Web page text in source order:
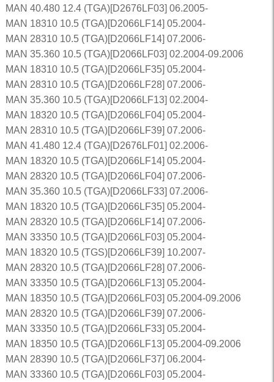
MAN 40.480 12.4 (TGA)[D2676LF03] 06.2005-
MAN 18310 10.5 (TGA)[D2066LF14] 05.2004-
MAN 28310 10.5 (TGA)[D2066LF14] 07.2006-
MAN 35.360 10.5 (TGA)[D2066LF03] 02.2004-09.2006
MAN 18310 10.5 (TGA)[D2066LF35] 05.2004-
MAN 28310 10.5 (TGA)[D2066LF28] 07.2006-
MAN 35.360 10.5 (TGA)[D2066LF13] 02.2004-
MAN 18320 10.5 (TGA)[D2066LF04] 05.2004-
MAN 28310 10.5 (TGA)[D2066LF39] 07.2006-
MAN 41.480 12.4 (TGA)[D2676LF01] 02.2006-
MAN 18320 10.5 (TGA)[D2066LF14] 05.2004-
MAN 28320 10.5 (TGA)[D2066LF04] 07.2006-
MAN 35.360 10.5 (TGA)[D2066LF33] 07.2006-
MAN 18320 10.5 (TGA)[D2066LF35] 05.2004-
MAN 28320 10.5 (TGA)[D2066LF14] 07.2006-
MAN 33350 10.5 (TGA)[D2066LF03] 05.2004-
MAN 18320 10.5 (TGS)[D2066LF39] 10.2007-
MAN 28320 10.5 (TGA)[D2066LF28] 07.2006-
MAN 33350 10.5 (TGA)[D2066LF13] 05.2004-
MAN 18350 10.5 (TGA)[D2066LF03] 05.2004-09.2006
MAN 28320 10.5 (TGA)[D2066LF39] 07.2006-
MAN 33350 10.5 (TGA)[D2066LF33] 05.2004-
MAN 18350 10.5 (TGA)[D2066LF13] 05.2004-09.2006
MAN 28390 10.5 (TGA)[D2066LF37] 06.2004-
MAN 33360 10.5 (TGA)[D2066LF03] 05.2004-